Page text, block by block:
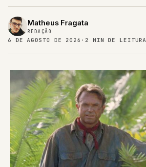
Matheus Fragata
REDAÇÃO
6 DE AGOSTO DE 2026 · 2 MIN DE LEITURA